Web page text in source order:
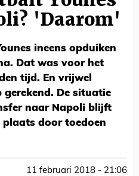
'Daarom'
ineens opduiken
Dat was voor het
tijd. En vrijwel
De situatie
naar Napoli blijft
door toedoen
11 februari 2018 - 21:06